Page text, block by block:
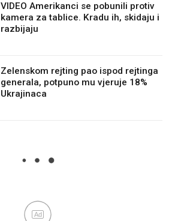
VIDEO Amerikanci se pobunili protiv
kamera za tablice. Kradu ih, skidaju i
razbijaju
Zelenskom rejting pao ispod rejtinga
generala, potpuno mu vjeruje 18%
Ukrajinaca
Ad